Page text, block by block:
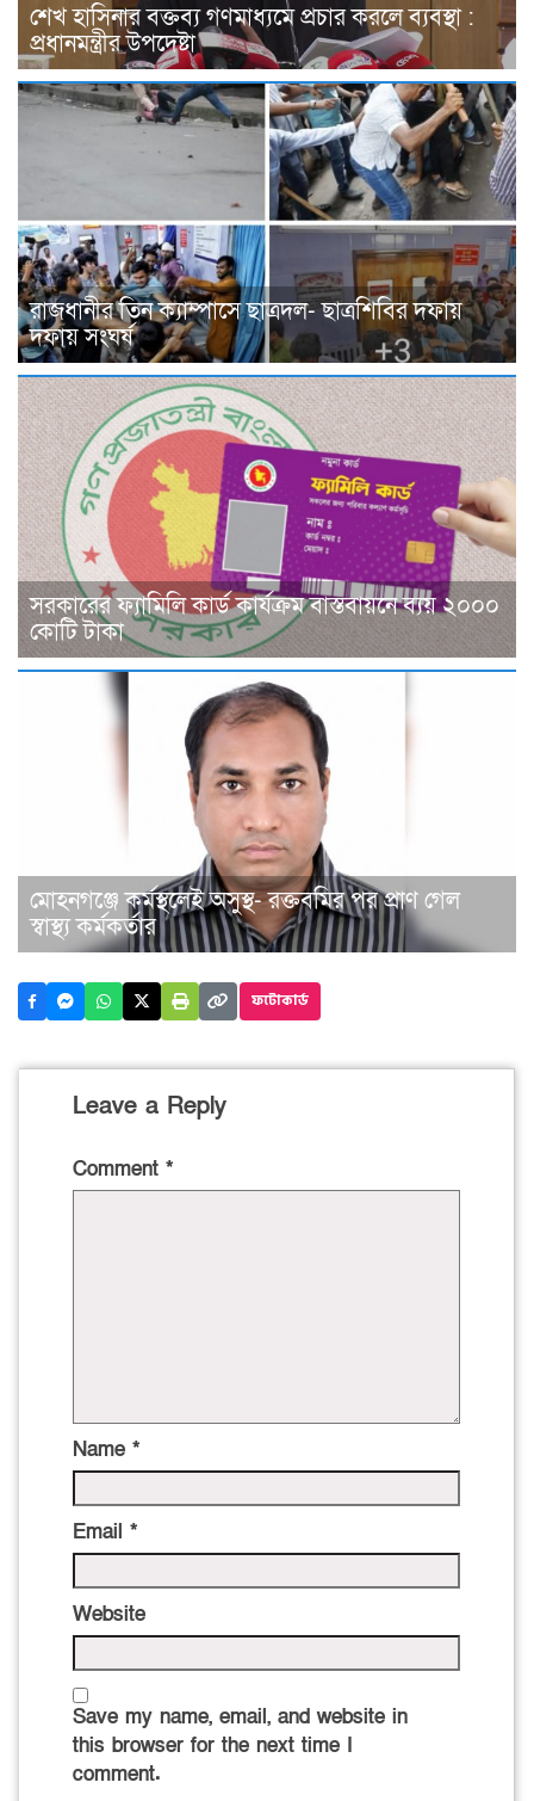
শেখ হাসিনার বক্তব্য গণমাধ্যমে প্রচার করলে ব্যবস্থা :
প্রধানমন্ত্রীর উপদেষ্টা
রাজধানীর তিন ক্যাম্পাসে ছাত্রদল- ছাত্রশিবির দফায়
দফায় সংঘর্ষ
সরকারের ফ্যামিলি কার্ড কার্যক্রম বাস্তবায়নে ব্যয় ২০০০
কোটি টাকা
মোহনগঞ্জে কর্মস্থলেই অসুস্থ- রক্তবমির পর প্রাণ গেল
স্বাস্থ্য কর্মকর্তার
ফটোকার্ড
Leave a Reply
Comment *
Name *
Email *
Website
Save my name, email, and website in
this browser for the next time I
comment.